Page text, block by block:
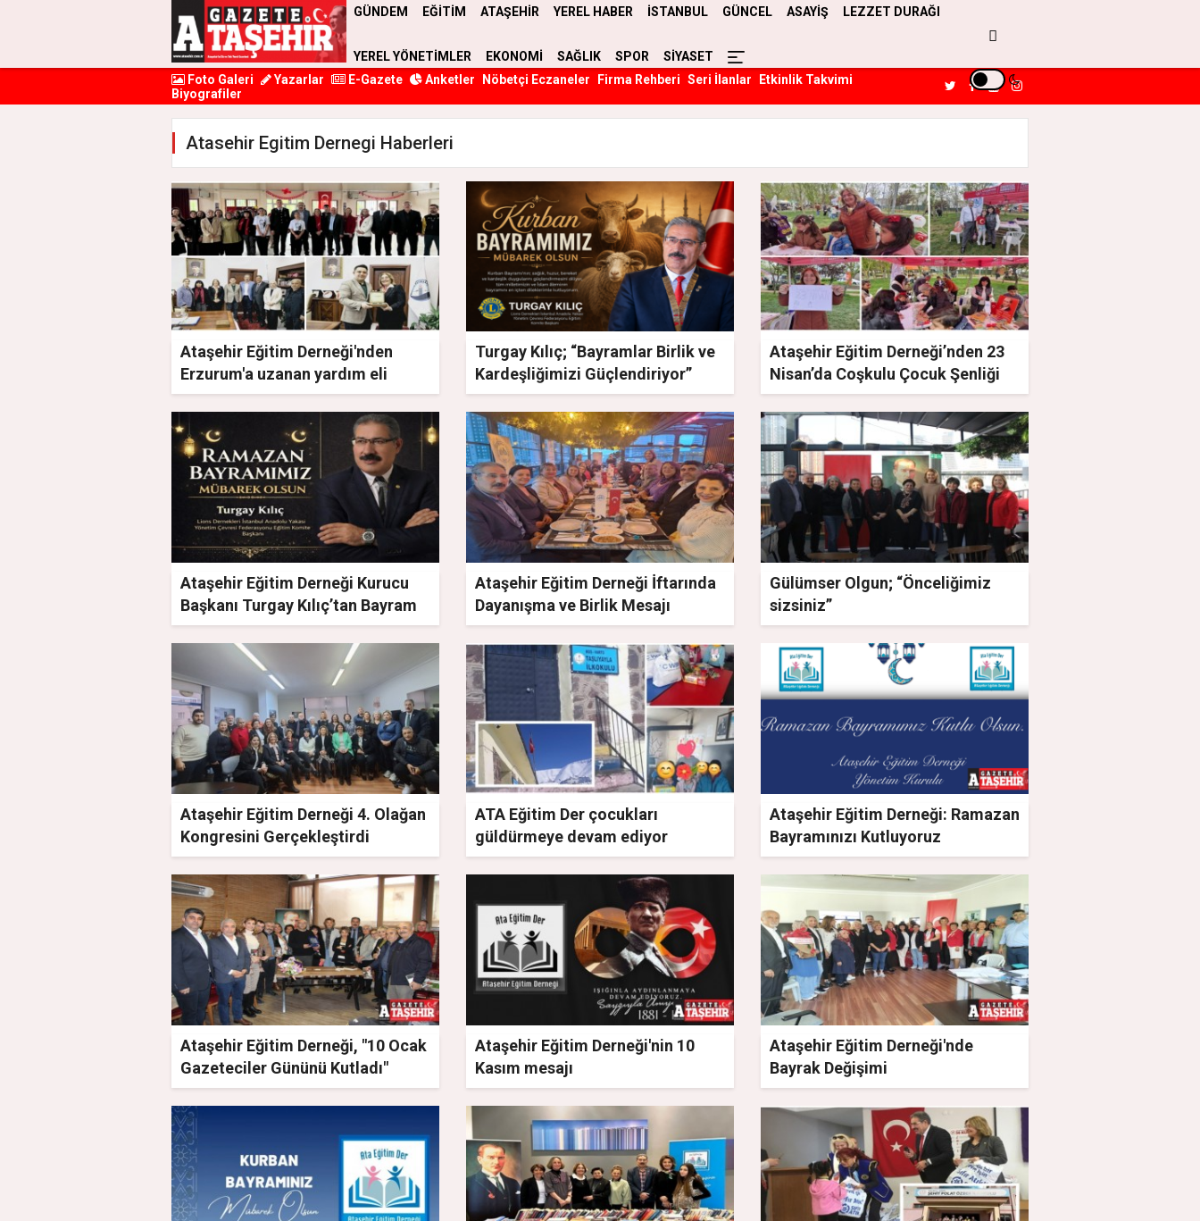
GÜNDEM EĞİTİM ATAŞEHİR YEREL HABER İSTANBUL GÜNCEL ASAYİŞ LEZZET DURAĞI
YEREL YÖNETİMLER EKONOMİ SAĞLIK SPOR
SİYASET
Foto Galeri
Yazarlar E-Gazete Anketler Nöbetçi Eczaneler Firma Rehberi Seri İlanlar
Etkinlik Takvimi
Biyografiler
Atasehir Egitim Dernegi Haberleri
Ataşehir Eğitim Derneği'nden
Erzurum'a uzanan yardım eli
Turgay Kılıç; “Bayramlar Birlik ve
Kardeşliğimizi Güçlendiriyor”
Ataşehir Eğitim Derneği’nden 23
Nisan’da Coşkulu Çocuk Şenliği
Ataşehir Eğitim Derneği Kurucu
Başkanı Turgay Kılıç’tan Bayram
Mesajı
Ataşehir Eğitim Derneği İftarında
Dayanışma ve Birlik Mesajı
Gülümser Olgun; “Önceliğimiz
sizsiniz”
Ataşehir Eğitim Derneği 4. Olağan
Kongresini Gerçekleştirdi
ATA Eğitim Der çocukları
güldürmeye devam ediyor
Ataşehir Eğitim Derneği: Ramazan
Bayramınızı Kutluyoruz
Ataşehir Eğitim Derneği, "10 Ocak
Gazeteciler Gününü Kutladı"
Ataşehir Eğitim Derneği'nin 10
Kasım mesajı
Ataşehir Eğitim Derneği'nde
Bayrak Değişimi